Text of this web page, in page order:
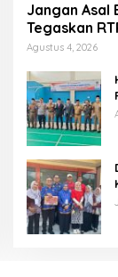
Jangan Asal
Tegaskan
Pembangunan
Agustus 4, 2026